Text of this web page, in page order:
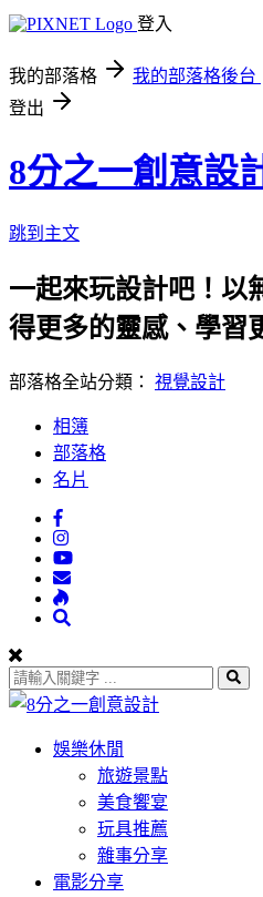
登入
我的部落格 我的部落格後台
登出
8分之一創意設
跳到主文
一起來玩設計吧！以
得更多的靈感、學習
部落格全站分類： 視覺設計
相簿
部落格
名片
娛樂休閒
旅遊景點
美食饗宴
玩具推薦
雜事分享
電影分享